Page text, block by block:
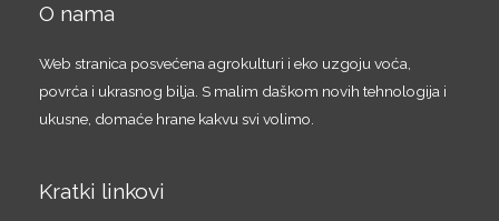
O nama
Web stranica posvećena agrokulturi i eko uzgoju voća,
povrća i ukrasnog bilja. S malim daškom novih tehnologija i
ukusne, domaće hrane kakvu svi volimo.
Kratki linkovi